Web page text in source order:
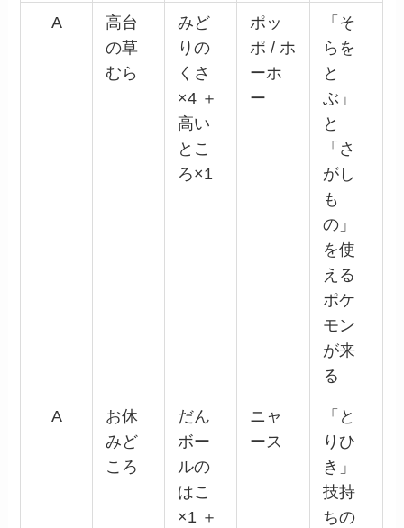
A
高台
の草
むら
みど
りの
くさ
×4 ＋
高い
とこ
ろ×1
ポッ
ポ / ホ
ーホ
ー
「そ
らを
と
ぶ」
と
「さ
がし
も
の」
を使
える
ポケ
モン
が来
る
A
お休
みど
ころ
だん
ボー
ルの
はこ
×1 ＋
ニャ
ース
「と
りひ
き」
技持
ちの